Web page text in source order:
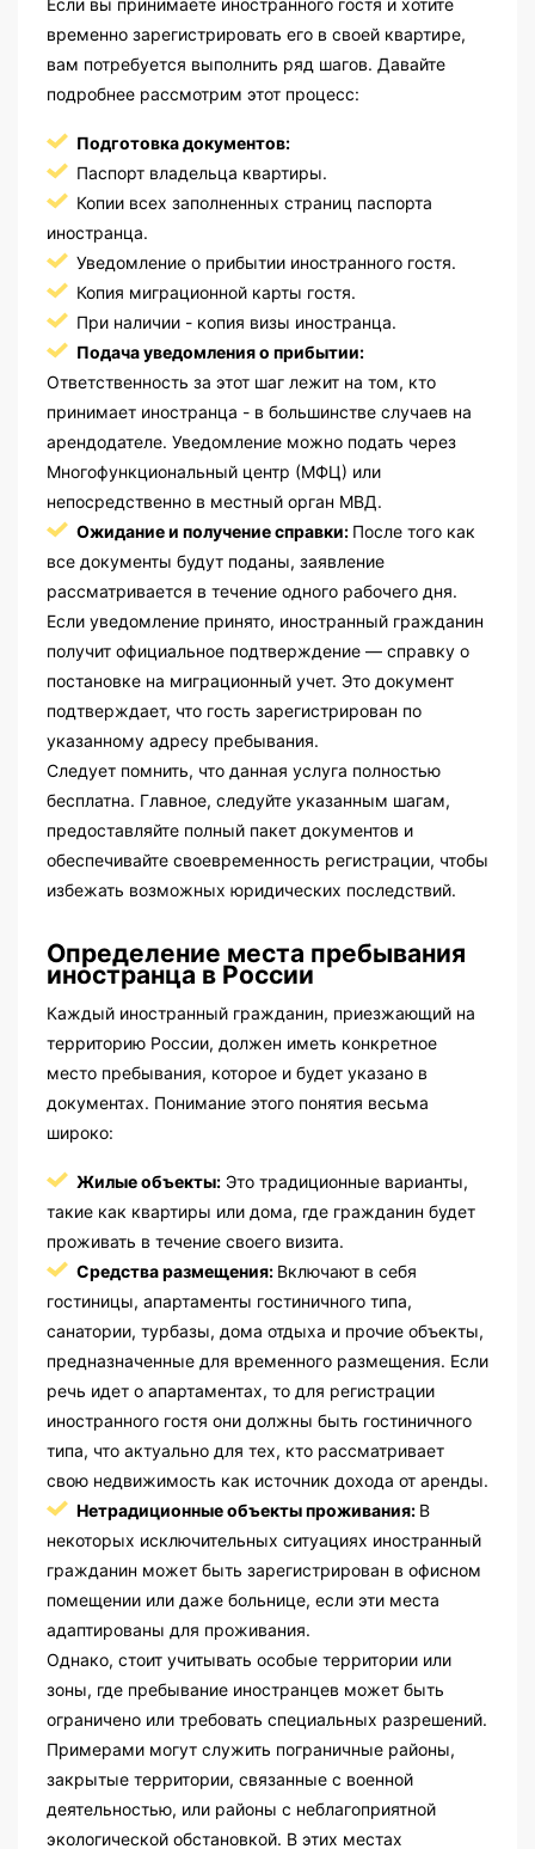
Если вы принимаете иностранного гостя и хотите
временно зарегистрировать его в своей квартире,
вам потребуется выполнить ряд шагов. Давайте
подробнее рассмотрим этот процесс:
Подготовка документов:
Паспорт владельца квартиры.
Копии всех заполненных страниц паспорта
иностранца.
Уведомление о прибытии иностранного гостя.
Копия миграционной карты гостя.
При наличии - копия визы иностранца.
Подача уведомления о прибытии:
Ответственность за этот шаг лежит на том, кто
принимает иностранца - в большинстве случаев на
арендодателе. Уведомление можно подать через
Многофункциональный центр (МФЦ) или
непосредственно в местный орган МВД.
Ожидание и получение справки: После того как
все документы будут поданы, заявление
рассматривается в течение одного рабочего дня.
Если уведомление принято, иностранный гражданин
получит официальное подтверждение — справку о
постановке на миграционный учет. Это документ
подтверждает, что гость зарегистрирован по
указанному адресу пребывания.
Следует помнить, что данная услуга полностью
бесплатна. Главное, следуйте указанным шагам,
предоставляйте полный пакет документов и
обеспечивайте своевременность регистрации, чтобы
избежать возможных юридических последствий.
Определение места пребывания
иностранца в России
Каждый иностранный гражданин, приезжающий на
территорию России, должен иметь конкретное
место пребывания, которое и будет указано в
документах. Понимание этого понятия весьма
широко:
Жилые объекты: Это традиционные варианты,
такие как квартиры или дома, где гражданин будет
проживать в течение своего визита.
Средства размещения: Включают в себя
гостиницы, апартаменты гостиничного типа,
санатории, турбазы, дома отдыха и прочие объекты,
предназначенные для временного размещения. Если
речь идет о апартаментах, то для регистрации
иностранного гостя они должны быть гостиничного
типа, что актуально для тех, кто рассматривает
свою недвижимость как источник дохода от аренды.
Нетрадиционные объекты проживания: В
некоторых исключительных ситуациях иностранный
гражданин может быть зарегистрирован в офисном
помещении или даже больнице, если эти места
адаптированы для проживания.
Однако, стоит учитывать особые территории или
зоны, где пребывание иностранцев может быть
ограничено или требовать специальных разрешений.
Примерами могут служить пограничные районы,
закрытые территории, связанные с военной
деятельностью, или районы с неблагоприятной
экологической обстановкой. В этих местах